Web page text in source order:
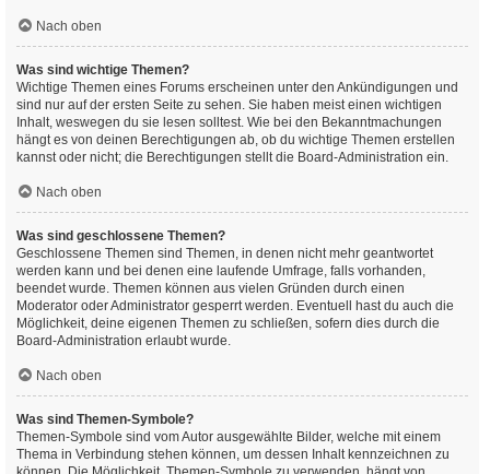
Nach oben
Was sind wichtige Themen?
Wichtige Themen eines Forums erscheinen unter den Ankündigungen und
sind nur auf der ersten Seite zu sehen. Sie haben meist einen wichtigen
Inhalt, weswegen du sie lesen solltest. Wie bei den Bekanntmachungen
hängt es von deinen Berechtigungen ab, ob du wichtige Themen erstellen
kannst oder nicht; die Berechtigungen stellt die Board-Administration ein.
Nach oben
Was sind geschlossene Themen?
Geschlossene Themen sind Themen, in denen nicht mehr geantwortet
werden kann und bei denen eine laufende Umfrage, falls vorhanden,
beendet wurde. Themen können aus vielen Gründen durch einen
Moderator oder Administrator gesperrt werden. Eventuell hast du auch die
Möglichkeit, deine eigenen Themen zu schließen, sofern dies durch die
Board-Administration erlaubt wurde.
Nach oben
Was sind Themen-Symbole?
Themen-Symbole sind vom Autor ausgewählte Bilder, welche mit einem
Thema in Verbindung stehen können, um dessen Inhalt kennzeichnen zu